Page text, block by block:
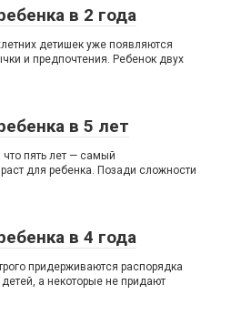
в 2 года
детишек уже появляются
и предпочтения. Ребенок двух
в 5 лет
что пять лет — самый
для ребенка. Позади сложности
в 4 года
придерживаются распорядка
а некоторые не придают